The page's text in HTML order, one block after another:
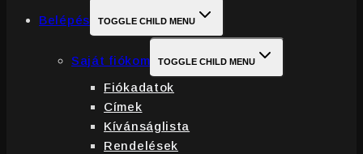
Belépés TOGGLE CHILD MENU
Saját fiókom TOGGLE CHILD MENU
Fiókadatok
Címek
Kívánságlista
Rendelések